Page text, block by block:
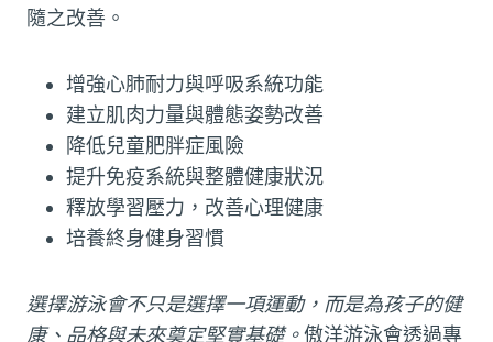
隨之改善。
增強心肺耐力與呼吸系統功能
建立肌肉力量與體態姿勢改善
降低兒童肥胖症風險
提升免疫系統與整體健康狀況
釋放學習壓力，改善心理健康
培養終身健身習慣
選擇游泳會不只是選擇一項運動，而是為孩子的健
康、品格與未來奠定堅實基礎。傲洋游泳會透過專